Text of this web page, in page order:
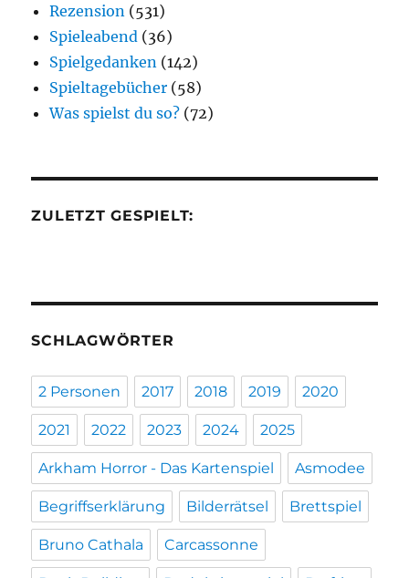
Rezension (531)
Spieleabend (36)
Spielgedanken (142)
Spieltagebücher (58)
Was spielst du so? (72)
ZULETZT GESPIELT:
SCHLAGWÖRTER
2 Personen 2017 2018 2019 2020
2021 2022 2023 2024 2025
Arkham Horror - Das Kartenspiel Asmodee
Begriffserklärung Bilderrätsel Brettspiel
Bruno Cathala Carcassonne